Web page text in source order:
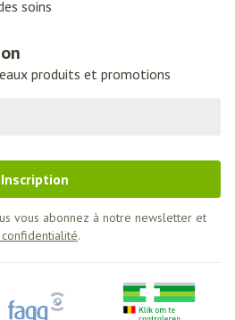
soins
produits et promotions
Inscription
vous abonnez à notre newsletter et
.